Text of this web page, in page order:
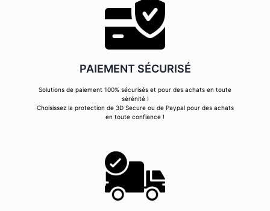
PAIEMENT SÉCURISÉ
Solutions de paiement 100% sécurisés et pour des achats en toute
sérénité !
Choisissez la protection de 3D Secure ou de Paypal pour des achats
en toute confiance !